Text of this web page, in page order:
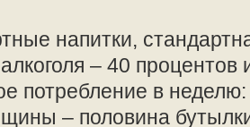
напитки,
– 40 процентов
потребление в
– половина